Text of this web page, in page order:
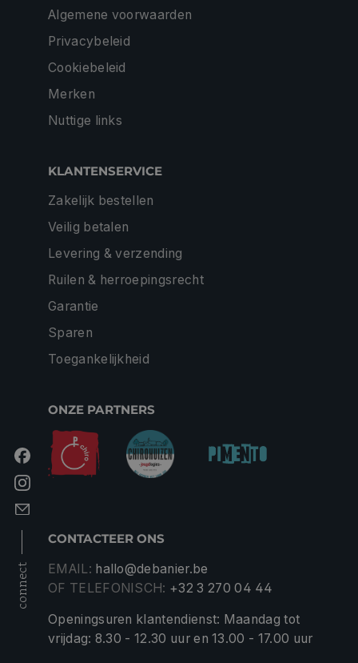
connect
Algemene voorwaarden
Privacybeleid
Cookiebeleid
Merken
Nuttige links
KLANTENSERVICE
Zakelijk bestellen
Veilig betalen
Levering & verzending
Ruilen & herroepingsrecht
Garantie
Sparen
Toegankelijkheid
ONZE PARTNERS
CONTACTEER ONS
EMAIL: hallo@debanier.be
OF TELEFONISCH: +32 3 270 04 44
Openingsuren klantendienst: Maandag tot
vrijdag: 8.30 - 12.30 uur en 13.00 - 17.00 uur